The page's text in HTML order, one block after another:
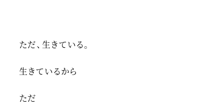
ただ、生きている。
生きているから
ただ